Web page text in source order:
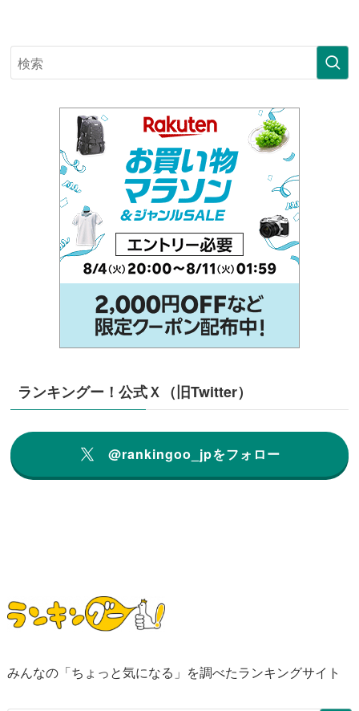
ランキングー！公式Ｘ（旧Twitter）
@rankingoo_jpをフォロー
みんなの「ちょっと気になる」を調べたランキングサイト